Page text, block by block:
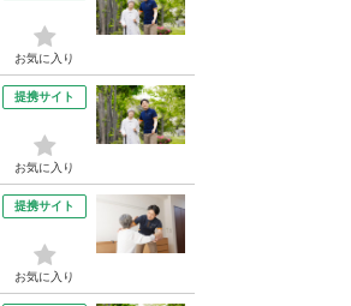
お気に入り
提携サイト
お気に入り
提携サイト
お気に入り